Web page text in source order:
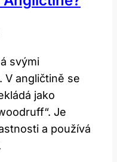
svými
V angličtině se
jako
Je
a používá